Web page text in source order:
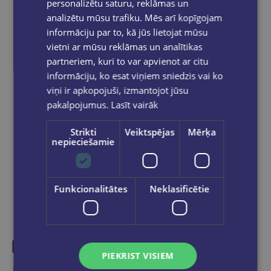
Bezmaksas piegāde
uz OMNIVA
pakomātiem Latvijā
pasūtījumiem no €40.00.
Bezmaksas piegāde jebkurā GLOBUSS
grāmatnīcā 1-5 darba dienu laikā, kad
pasūtījums būs gatavs saņemšanai, saņemsi
e-pastu un/ vai SMS.
Dalies sociālajos tīklos:
personalizētu saturu, reklāmas un
analizētu mūsu trafiku. Mēs arī kopīgojam
informāciju par to, kā jūs lietojat mūsu
vietni ar mūsu reklāmas un analītikas
partneriem, kuri to var apvienot ar citu
informāciju, ko esat viņiem sniedzis vai ko
viņi ir apkopojuši, izmantojot jūsu
pakalpojumus. Lasīt vairāk
Strikti
nepieciešamie
Veiktspējas Mērķa
Funkcionalitātes Neklasificētie
PIEKRIST VISIEM